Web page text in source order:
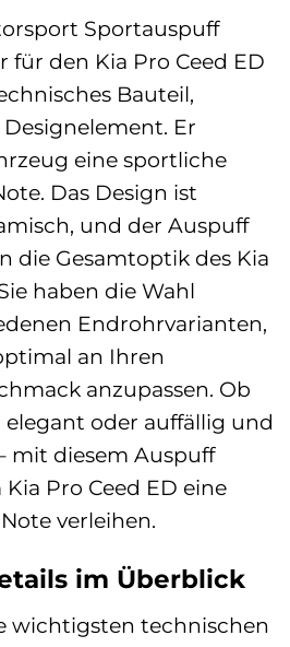
Sportauspuff
für den Kia Pro Ceed ED
Bauteil,
Er
eine sportliche
Das Design ist
und der Auspuff
die Gesamtoptik des Kia
haben die Wahl
Endrohrvarianten,
an Ihren
anzupassen. Ob
elegant oder auffällig und
mit diesem Auspuff
Pro Ceed ED eine
verleihen.
im Überblick
wichtigsten technischen